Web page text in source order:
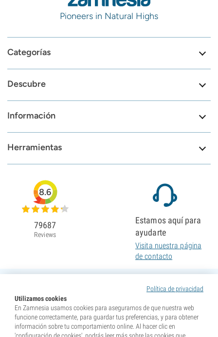
Pioneers in Natural Highs
Categorías
Descubre
Información
Herramientas
Política de privacidad
Utilizamos cookies
En Zamnesia usamos cookies para asegurarnos de que nuestra web
funcione correctamente, para guardar tus preferencias, y para obtener
información sobre tu comportamiento online. Al hacer clic en
8.6
79687
Reviews
Estamos aquí para
ayudarte
Visita nuestra página
de contacto